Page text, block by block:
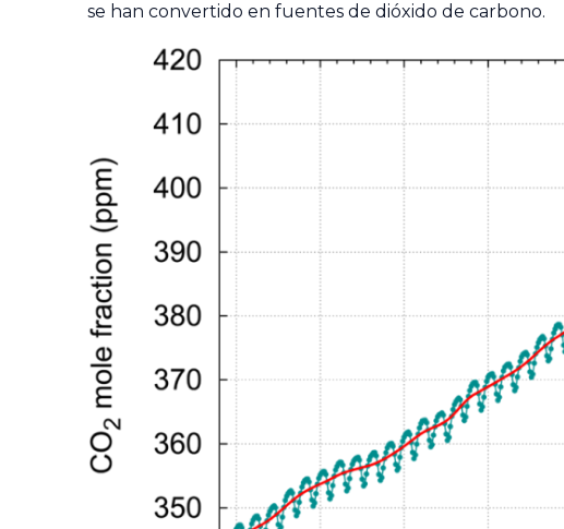
se han convertido en fuentes de dióxido de carbono.